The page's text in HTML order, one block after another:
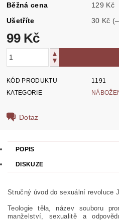
Běžná cena
129 Kč
Ušetříte
30 Kč
99 Kč
KÓD PRODUKTU
1191
KATEGORIE
Dotaz
POPIS
DISKUZE
Stručný úvod do sexuální revoluce
Teologie těla, název souboru
manželství, sexualitě a